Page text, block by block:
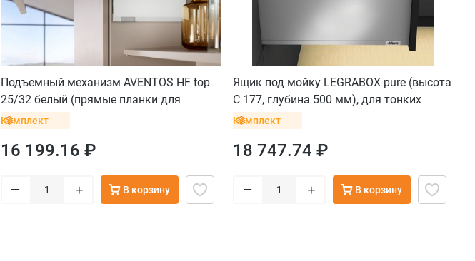
Подъемный механизм AVENTOS HF top
25/32 белый (прямые планки для
рычага и крестообразные с винтом для
Комплект
16 199.16 ₽
– + В корзину
Ящик под мойку LEGRABOX pure (высота
C 177, глубина 500 мм), для тонких
фасадов, белый шелк
Комплект
18 747.74 ₽
– + В корзину